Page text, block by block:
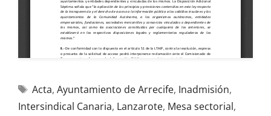
Acta, Ayuntamiento de Arrecife, Inadmisión,
Intersindical Canaria, Lanzarote, Mesa sectorial,